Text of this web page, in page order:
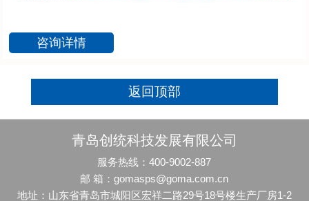
咨询详情
返回顶部
青岛创统科技发展有限公司
服务热线：400-9002-887
邮 箱：gomasps@goma.com.cn
地址：山东省青岛市城阳区宏祥二路29号18号楼生产厂房1-2